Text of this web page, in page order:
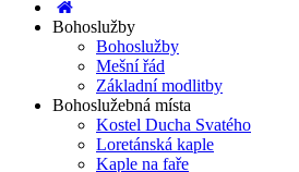
Bohoslužby
Bohoslužby
Mešní řád
Základní modlitby
Bohoslužebná místa
Kostel Ducha Svatého
Loretánská kaple
Kaple na faře